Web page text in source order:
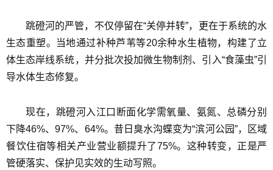
跳磴河的严管，不仅停留在“关停并转”，更在于系统的水
生态重塑。当地通过补种芦苇等20余种水生植物，构建了立
体生态岸线系统，并分批次投加微生物制剂、引入“食藻虫”引
导水体生态修复。
现在，跳磴河入江口断面化学需氧量、氨氮、总磷分别
下降46%、97%、64%。昔日臭水沟蝶变为“滨河公园”，区域
餐饮住宿等相关产业营业额提升了75%。这种转变，正是严
管硬落实、保护见实效的生动写照。